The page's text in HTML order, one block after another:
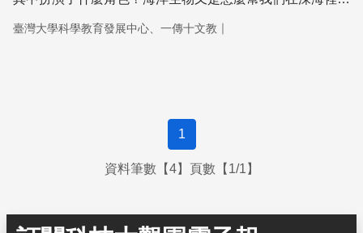
臺灣大學科學教育發展中心、一傳十文教 ｜
1
資料筆數【4】頁數【1/1】